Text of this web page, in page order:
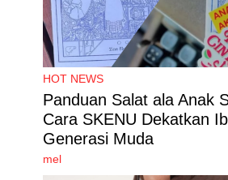
HOT NEWS
Panduan Salat ala Anak
Cara SKENU Dekatkan
Generasi Muda
mel